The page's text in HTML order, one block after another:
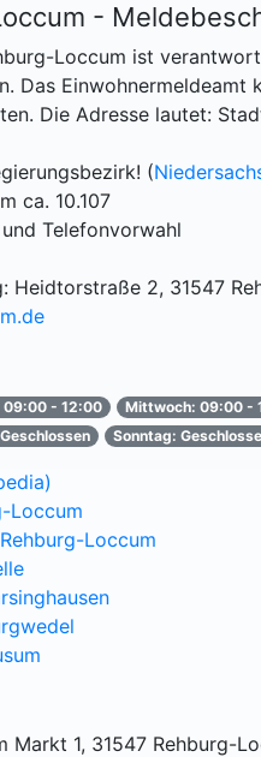
-
Loccum ist
Das
Die Adresse lautet:
(
ca. 10.107
Telefonvorwahl
Heidtorstraße 2, 31547
09:00 - 12:00 Mittwoch: 09:00 -
Sonntag:
Loccum
Loccum
Markt 1, 31547 Rehburg-